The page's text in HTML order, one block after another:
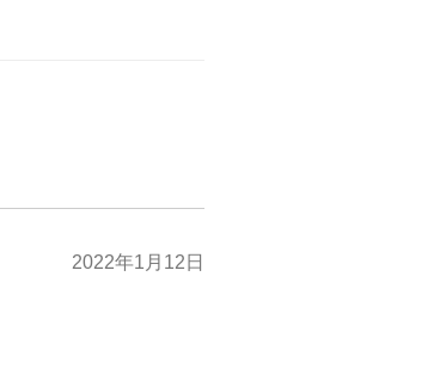
2022年1月12日